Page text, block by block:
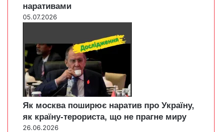
наративами
05.07.2026
Як москва поширює наратив про Україну,
як країну-терориста, що не прагне миру
26.06.2026